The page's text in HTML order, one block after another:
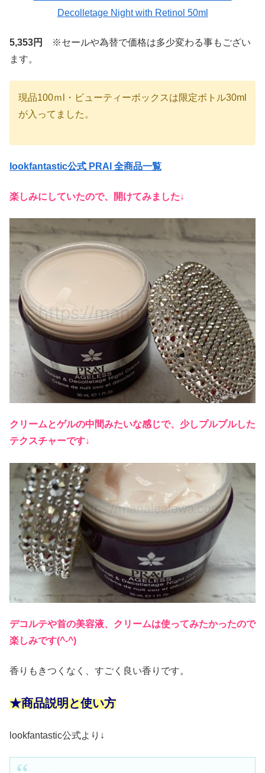
Decolletage Night with Retinol 50ml
5,353円
※セールや為替で価格は多少変わる事もござい
ます。
現品100ｍl・ビューティーボックスは限定ボトル30ml
が入ってました。
lookfantastic公式 PRAI 全商品一覧
楽しみにしていたので、開けてみました↓
クリームとゲルの中間みたいな感じで、少しプルプルした
テクスチャーです↓
デコルテや首の美容液、クリームは使ってみたかったので
楽しみです(^-^)
香りもきつくなく、すごく良い香りです。
★商品説明と使い方
lookfantastic公式より↓